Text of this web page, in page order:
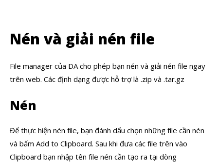
Nén và giải nén file
File manager của DA cho phép bạn nén và giải nén file ngay
trên web. Các định dạng được hỗ trợ là .zip và .tar.gz
Nén
Để thực hiện nén file, bạn đánh dấu chọn những file cần nén
và bấm Add to Clipboard. Sau khi đưa các file trên vào
Clipboard bạn nhập tên file nén cần tạo ra tại dòng